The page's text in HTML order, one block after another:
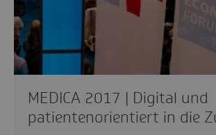
MEDICA 2017 | Digital und
patientenorientiert in die